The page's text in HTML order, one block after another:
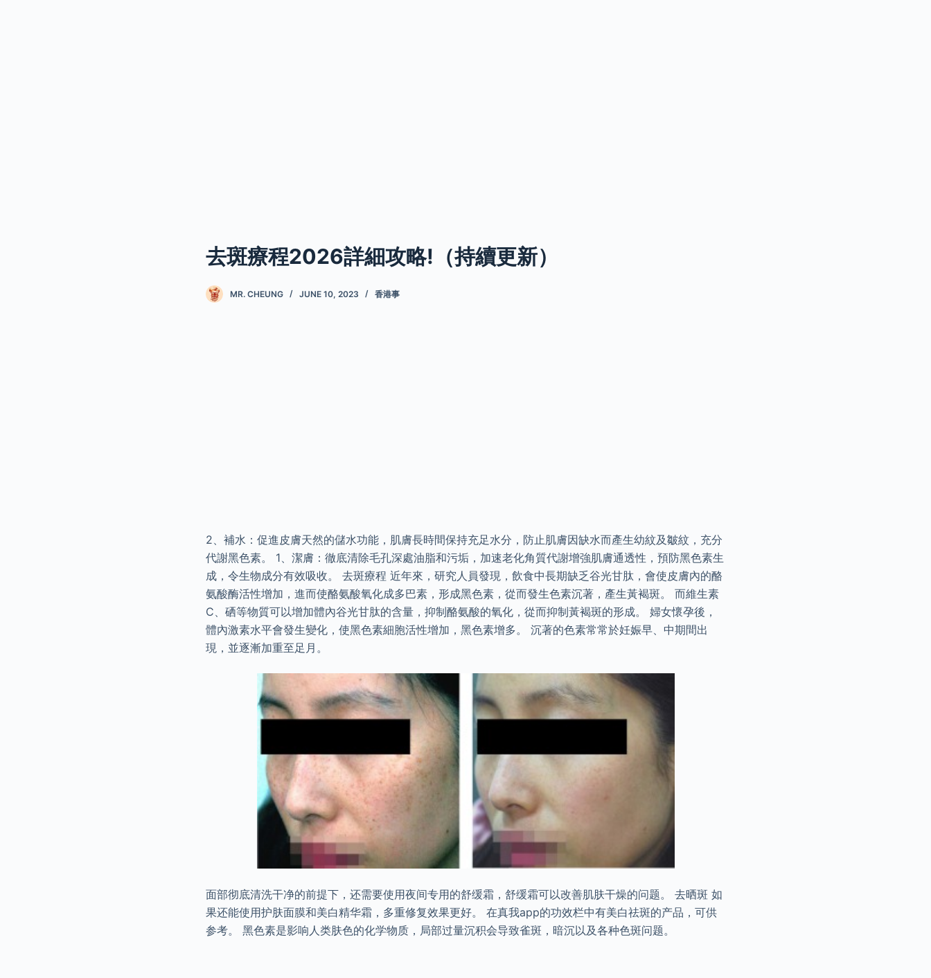
去斑療程2026詳細攻略!（持續更新）
MR. CHEUNG JUNE 10, 2023 香港事
2、補水：促進皮膚天然的儲水功能，肌膚長時間保持充足水分，防止肌膚因缺水而產生幼紋及皺紋，充分
代謝黑色素。 1、潔膚：徹底清除毛孔深處油脂和污垢，加速老化角質代謝增強肌膚通透性，預防黑色素生
成，令生物成分有效吸收。 去斑療程 近年來，研究人員發現，飲食中長期缺乏谷光甘肽，會使皮膚內的酪
氨酸酶活性增加，進而使酪氨酸氧化成多巴素，形成黑色素，從而發生色素沉著，產生黃褐斑。 而維生素
C、硒等物質可以增加體內谷光甘肽的含量，抑制酪氨酸的氧化，從而抑制黃褐斑的形成。 婦女懷孕後，
體內激素水平會發生變化，使黑色素細胞活性增加，黑色素增多。 沉著的色素常常於妊娠早、中期間出
現，並逐漸加重至足月。
面部彻底清洗干净的前提下，还需要使用夜间专用的舒缓霜，舒缓霜可以改善肌肤干燥的问题。 去晒斑 如
果还能使用护肤面膜和美白精华霜，多重修复效果更好。 在真我app的功效栏中有美白祛斑的产品，可供
参考。 黑色素是影响人类肤色的化学物质，局部过量沉积会导致雀斑，暗沉以及各种色斑问题。